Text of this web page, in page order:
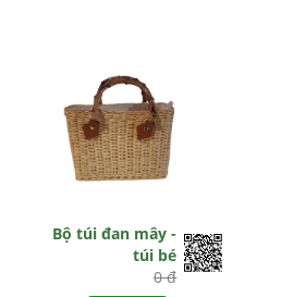
Bộ túi đan mây -
túi bé
0 đ